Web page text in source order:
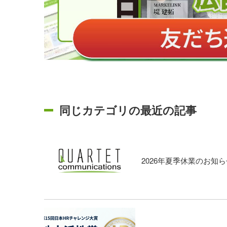
同じカテゴリの最近の記事
2026年夏季休業のお知